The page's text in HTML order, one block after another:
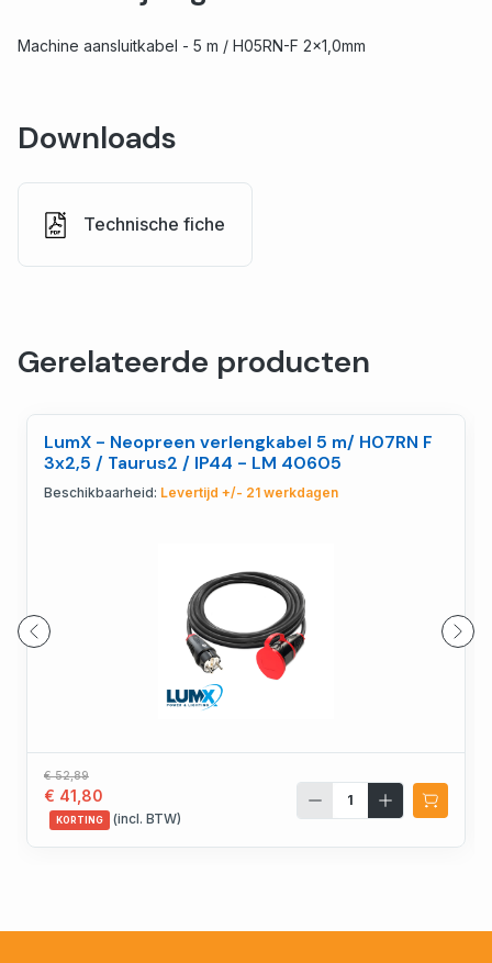
Machine aansluitkabel - 5 m / H05RN-F 2x1,0mm
Downloads
Technische fiche
Gerelateerde producten
LumX - Neopreen verlengkabel 5 m/ H07RN F
3x2,5 / Taurus2 / IP44 - LM 40605
Beschikbaarheid: Levertijd +/- 21 werkdagen
€ 52,89
€ 41,80
KORTING (incl. BTW)